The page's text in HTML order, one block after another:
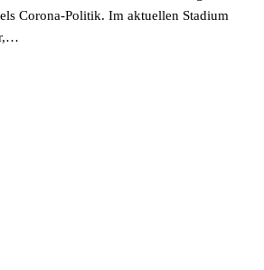
Corona-Politik. Im aktuellen Stadium